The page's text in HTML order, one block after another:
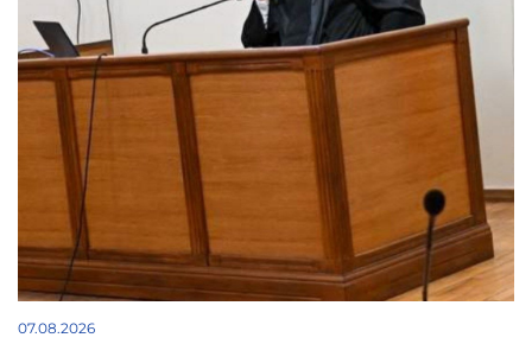
07.08.2026